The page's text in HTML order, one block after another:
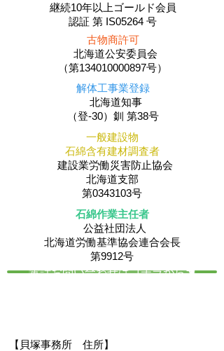
​継続10年以上ゴールド会員
認証 第 IS05264 号
古物商許可
北海道公安委員会
（第134010000897号）
解体工事業登録
北海道知事
（登-30）釧 第38号
一般建設物
石綿含有建材調査者
建設業労働災害防止協会
北海道支部
第0343103号
石綿作業主任者
公益社団法人
​北海道労働基準協会連合会長
第9912号
電話お問い合わせはコチラから☚
【貝塚事務所 住所】